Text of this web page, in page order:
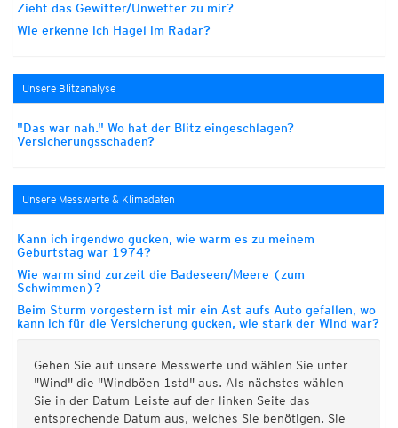
Zieht das Gewitter/Unwetter zu mir?
Wie erkenne ich Hagel im Radar?
Unsere Blitzanalyse
"Das war nah." Wo hat der Blitz eingeschlagen?
Versicherungsschaden?
Unsere Messwerte & Klimadaten
Kann ich irgendwo gucken, wie warm es zu meinem
Geburtstag war 1974?
Wie warm sind zurzeit die Badeseen/Meere (zum
Schwimmen)?
Beim Sturm vorgestern ist mir ein Ast aufs Auto gefallen, wo
kann ich für die Versicherung gucken, wie stark der Wind war?
Gehen Sie auf unsere Messwerte und wählen Sie unter
"Wind" die "Windböen 1std" aus. Als nächstes wählen
Sie in der Datum-Leiste auf der linken Seite das
entsprechende Datum aus, welches Sie benötigen. Sie